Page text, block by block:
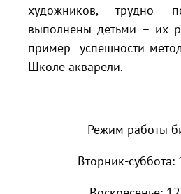
художников, трудно
выполнены детьми – их
пример успешности
Школе акварели.
Режим работы
Вторник-суббота: